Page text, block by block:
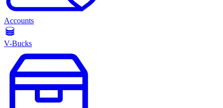
Accounts
V-Bucks